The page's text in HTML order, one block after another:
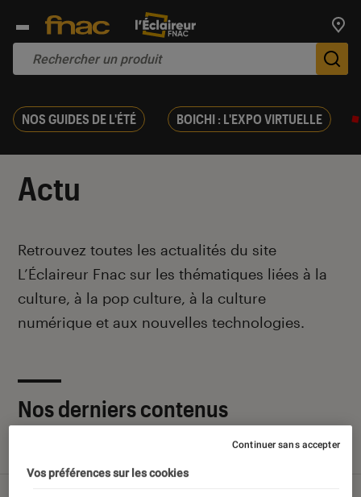
NOS GUIDES DE L'ÉTÉ BOICHI : L'EXPO VIRTUELLE
Actu
Introduction
Retrouvez toutes les actualités du site
L’Éclaireur Fnac sur les thématiques liées à la
culture, à la pop culture, à la culture
numérique et aux nouvelles technologies.
Nos derniers contenus
Vos préférences sur les cookies
Continuer sans accepter